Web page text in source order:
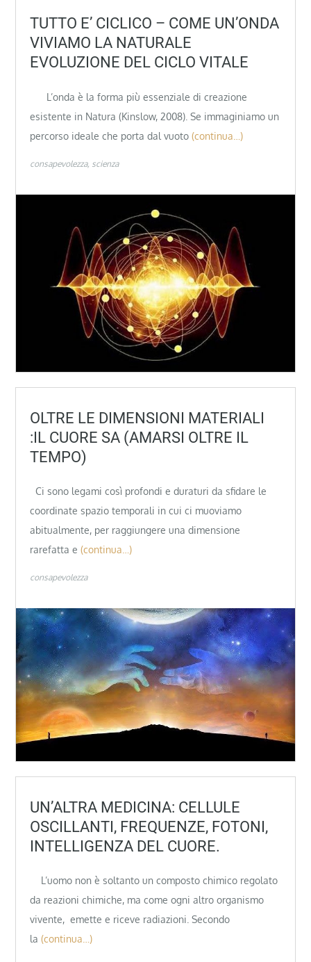
TUTTO E’ CICLICO – COME UN’ONDA
VIVIAMO LA NATURALE
EVOLUZIONE DEL CICLO VITALE
L’onda è la forma più essenziale di creazione
esistente in Natura (Kinslow, 2008). Se immaginiamo un
percorso ideale che porta dal vuoto (continua…)
consapevolezza scienza
OLTRE LE DIMENSIONI MATERIALI
:IL CUORE SA (AMARSI OLTRE IL
TEMPO)
Ci sono legami così profondi e duraturi da sfidare le
coordinate spazio temporali in cui ci muoviamo
abitualmente, per raggiungere una dimensione
rarefatta e (continua…)
consapevolezza
UN’ALTRA MEDICINA: CELLULE
OSCILLANTI, FREQUENZE, FOTONI,
INTELLIGENZA DEL CUORE.
L’uomo non è soltanto un composto chimico regolato
da reazioni chimiche, ma come ogni altro organismo
vivente, emette e riceve radiazioni. Secondo
la (continua…)